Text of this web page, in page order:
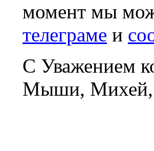
момент мы
телеграме и
С Уважением
Мыши, Михей,